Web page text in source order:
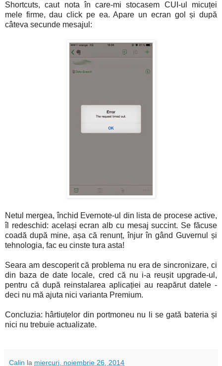
Shortcuts, caut nota în care-mi stocasem CUI-ul micuței
mele firme, dau click pe ea. Apare un ecran gol și după
câteva secunde mesajul:
Netul mergea, închid Evernote-ul din lista de procese active,
îl redeschid: același ecran alb cu mesaj succint. Se făcuse
coadă după mine, așa că renunț, înjur în gând Guvernul și
tehnologia, fac eu cinste tura asta!
Seara am descoperit că problema nu era de sincronizare, ci
din baza de date locale, cred că nu i-a reușit upgrade-ul,
pentru că după reinstalarea aplicației au reapărut datele -
deci nu mă ajuta nici varianta Premium.
Concluzia: hârtiuțelor din portmoneu nu li se gată bateria și
nici nu trebuie actualizate.
Calin la miercuri, noiembrie 26, 2014